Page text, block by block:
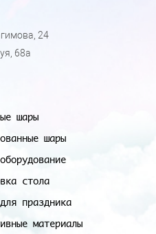
шары
шары
стола
праздника
материалы
24
68а